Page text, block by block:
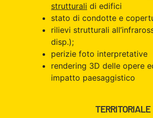
strutturali di edifici
stato di condotte e
rilievi strutturali
disp.);
perizie foto interpretative
rendering 3D delle opere
impatto paesaggistico
TERRITORIALE